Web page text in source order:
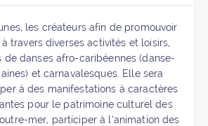
les créateurs afin de promouvoir
travers diverses activités et loisirs,
de danses afro-caribéennes (danse-
et carnavalesques. Elle sera
à des manifestations à caractères
pour le patrimoine culturel des
mer, participer à l’animation des